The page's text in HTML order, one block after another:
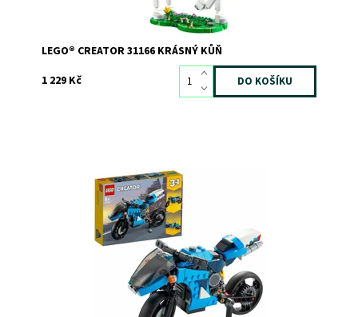
LEGO® CREATOR 31166 KRÁSNÝ KŮŇ
1 229 Kč
Zábava na závodním okruhu s parádní, přestavitelnou
supermotorkou!
Dostupnost:
Skladem1
7793